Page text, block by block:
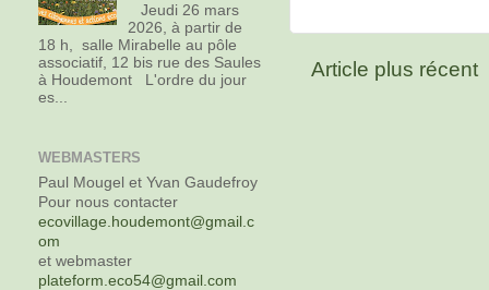
Article plus récent
Jeudi 26 mars
2026, à partir de
18 h, salle Mirabelle au pôle
associatif, 12 bis rue des Saules
à Houdemont L'ordre du jour
es...
WEBMASTERS
Paul Mougel et Yvan Gaudefroy
Pour nous contacter
ecovillage.houdemont@gmail.c
om
et webmaster
plateform.eco54@gmail.com